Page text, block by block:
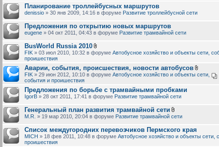
Планирование троллейбусных маршрутов
denissio » 30 янв 2009, 14:16 в форуме Развитие троллейбусной сети
Предложения по открытию новых маршрутов
eugene » 04 окт 2011, 04:43 в форуме Развитие трамвайной сети
BusWorld Russia 2010
FIK » 03 июл 2010, 10:32 в форуме Автобусное хозяйство и объекты сети,
проишествия
Аварии, события, происшествия, новости автобусов
FIK » 29 июн 2012, 10:10 в форуме Автобусное хозяйство и объекты сети,
события и проишествия
Предложения по борьбе с трамвайными пробками
IgorB » 28 окт 2011, 17:41 в форуме Развитие трамвайной сети
Генеральный план развития трамвайной сети
M.R. » 19 мар 2010, 20:04 в форуме Развитие трамвайной сети
Список междугородних перевозчиков Пермского края
MICH » 18 фев 2011, 10:48 в форуме Автобусное хозяйство и объекты сети,
проишествия